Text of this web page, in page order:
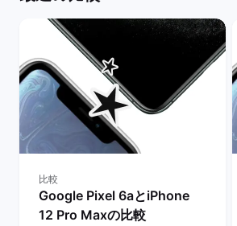
比較
Google Pixel 6aとiPhone
12 Pro Maxの比較